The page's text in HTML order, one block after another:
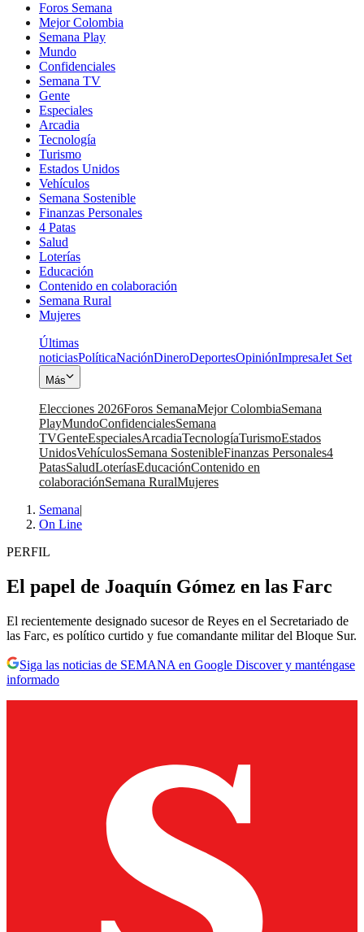
Foros Semana
Mejor Colombia
Semana Play
Mundo
Confidenciales
Semana TV
Gente
Especiales
Arcadia
Tecnología
Turismo
Estados Unidos
Vehículos
Semana Sostenible
Finanzas Personales
4 Patas
Salud
Loterías
Educación
Contenido en colaboración
Semana Rural
Mujeres
Últimas
noticiasPolíticaNaciónDineroDeportesOpiniónImpresaJet Set
Más
Elecciones 2026Foros SemanaMejor ColombiaSemana
PlayMundoConfidencialesSemana
TVGenteEspecialesArcadiaTecnologíaTurismoEstados
UnidosVehículosSemana SostenibleFinanzas Personales4
PatasSaludLoteríasEducaciónContenido en
colaboraciónSemana RuralMujeres
Semana|
On Line
PERFIL
El papel de Joaquín Gómez en las Farc
El recientemente designado sucesor de Reyes en el Secretariado de
las Farc, es político curtido y fue comandante militar del Bloque Sur.
Siga las noticias de SEMANA en Google Discover y manténgase
informado